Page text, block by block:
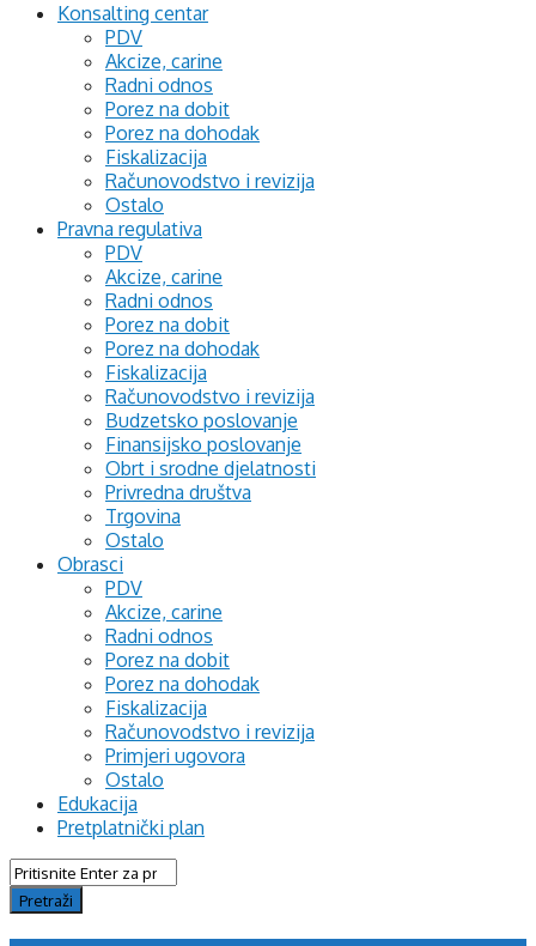
Konsalting centar
PDV
Akcize, carine
Radni odnos
Porez na dobit
Porez na dohodak
Fiskalizacija
Računovodstvo i revizija
Ostalo
Pravna regulativa
PDV
Akcize, carine
Radni odnos
Porez na dobit
Porez na dohodak
Fiskalizacija
Računovodstvo i revizija
Budzetsko poslovanje
Finansijsko poslovanje
Obrt i srodne djelatnosti
Privredna društva
Trgovina
Ostalo
Obrasci
PDV
Akcize, carine
Radni odnos
Porez na dobit
Porez na dohodak
Fiskalizacija
Računovodstvo i revizija
Primjeri ugovora
Ostalo
Edukacija
Pretplatnički plan